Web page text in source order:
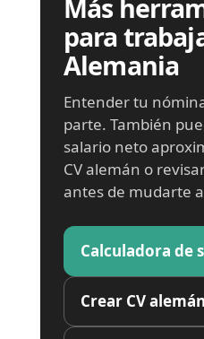
Más
para
Alemania
Entender tu
parte. También
salario neto
CV alemán o
antes de mudarte
Calculadora de
Crear CV alemán